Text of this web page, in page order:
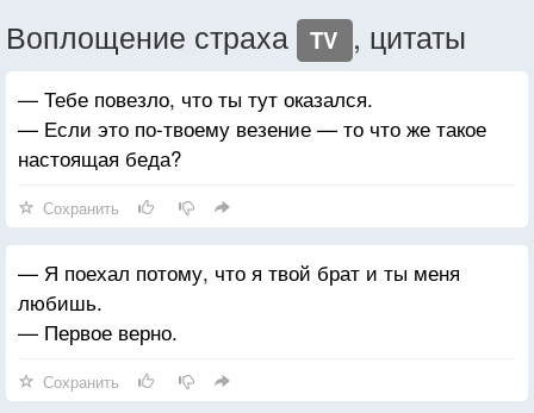
Воплощение страха TV , цитаты
— Тебе повезло, что ты тут оказался.
— Если это по-твоему везение — то что же такое
настоящая беда?
Сохранить
— Я поехал потому, что я твой брат и ты меня
любишь.
— Первое верно.
Сохранить